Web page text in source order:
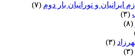
ایرانیان و تورانیان بار دوم (۷)
(۳)
(۸)
(۳)
(۳)